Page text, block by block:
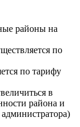
районы на
по
по тарифу
в
района и